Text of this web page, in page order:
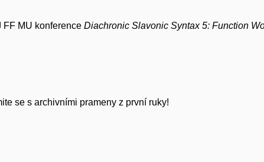
FF MU konference Diachronic Slavonic Syntax 5: Function
se s archivními prameny z první ruky!